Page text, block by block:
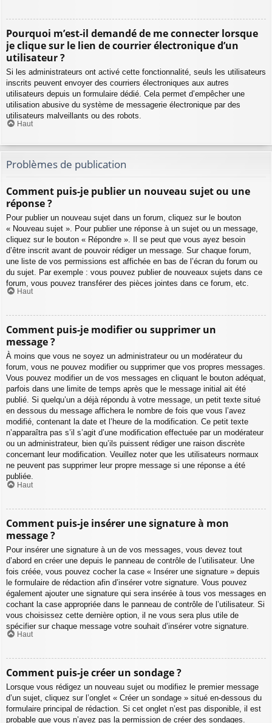
Pourquoi m’est-il demandé de me connecter lorsque
je clique sur le lien de courrier électronique d’un
utilisateur ?
Si les administrateurs ont activé cette fonctionnalité, seuls les utilisateurs
inscrits peuvent envoyer des courriers électroniques aux autres
utilisateurs depuis un formulaire dédié. Cela permet d’empêcher une
utilisation abusive du système de messagerie électronique par des
utilisateurs malveillants ou des robots.
Haut
Problèmes de publication
Comment puis-je publier un nouveau sujet ou une
réponse ?
Pour publier un nouveau sujet dans un forum, cliquez sur le bouton
« Nouveau sujet ». Pour publier une réponse à un sujet ou un message,
cliquez sur le bouton « Répondre ». Il se peut que vous ayez besoin
d’être inscrit avant de pouvoir rédiger un message. Sur chaque forum,
une liste de vos permissions est affichée en bas de l’écran du forum ou
du sujet. Par exemple : vous pouvez publier de nouveaux sujets dans ce
forum, vous pouvez transférer des pièces jointes dans ce forum, etc.
Haut
Comment puis-je modifier ou supprimer un
message ?
À moins que vous ne soyez un administrateur ou un modérateur du
forum, vous ne pouvez modifier ou supprimer que vos propres messages.
Vous pouvez modifier un de vos messages en cliquant le bouton adéquat,
parfois dans une limite de temps après que le message initial ait été
publié. Si quelqu’un a déjà répondu à votre message, un petit texte situé
en dessous du message affichera le nombre de fois que vous l’avez
modifié, contenant la date et l’heure de la modification. Ce petit texte
n’apparaîtra pas s’il s’agit d’une modification effectuée par un modérateur
ou un administrateur, bien qu’ils puissent rédiger une raison discrète
concernant leur modification. Veuillez noter que les utilisateurs normaux
ne peuvent pas supprimer leur propre message si une réponse a été
publiée.
Haut
Comment puis-je insérer une signature à mon
message ?
Pour insérer une signature à un de vos messages, vous devez tout
d’abord en créer une depuis le panneau de contrôle de l’utilisateur. Une
fois créée, vous pouvez cocher la case « Insérer une signature » depuis
le formulaire de rédaction afin d’insérer votre signature. Vous pouvez
également ajouter une signature qui sera insérée à tous vos messages en
cochant la case appropriée dans le panneau de contrôle de l’utilisateur. Si
vous choisissez cette dernière option, il ne vous sera plus utile de
spécifier sur chaque message votre souhait d’insérer votre signature.
Haut
Comment puis-je créer un sondage ?
Lorsque vous rédigez un nouveau sujet ou modifiez le premier message
d’un sujet, cliquez sur l’onglet « Créer un sondage » situé en-dessous du
formulaire principal de rédaction. Si cet onglet n’est pas disponible, il est
probable que vous n’ayez pas la permission de créer des sondages.